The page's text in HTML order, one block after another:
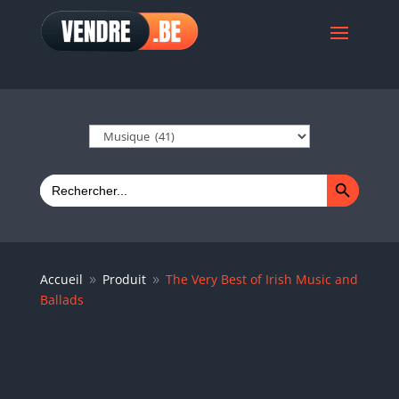
Search
for:
Search Button
Accueil 9 Produit 9 The Very Best of Irish Music and
Ballads